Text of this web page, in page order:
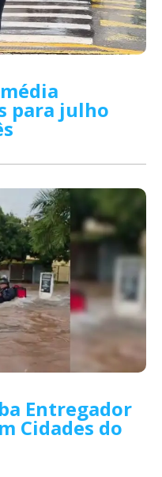
para julho
Entregador
Cidades do